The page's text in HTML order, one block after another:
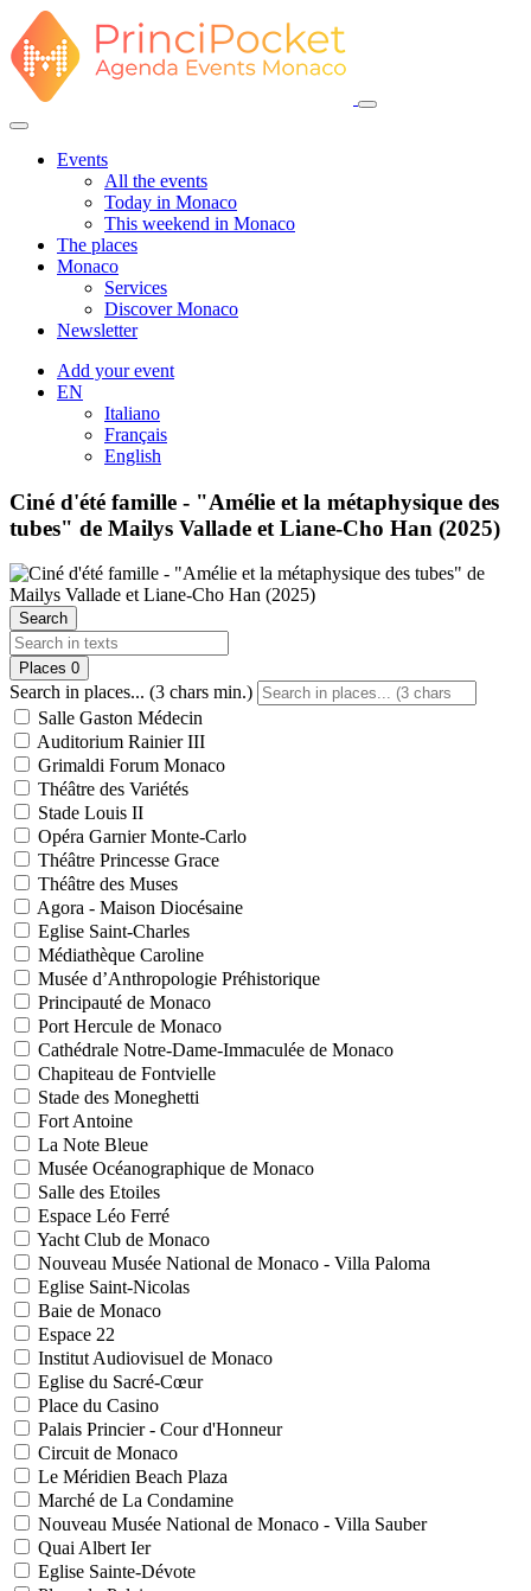
Events
All the events
Today in Monaco
This weekend in Monaco
The places
Monaco
Services
Discover Monaco
Newsletter
Add your event
EN
Italiano
Français
English
Ciné d'été famille - "Amélie et la métaphysique des
tubes" de Mailys Vallade et Liane-Cho Han (2025)
Search
Places 0
Search in places... (3 chars min.)
Salle Gaston Médecin
Auditorium Rainier III
Grimaldi Forum Monaco
Théâtre des Variétés
Stade Louis II
Opéra Garnier Monte-Carlo
Théâtre Princesse Grace
Théâtre des Muses
Agora - Maison Diocésaine
Eglise Saint-Charles
Médiathèque Caroline
Musée d’Anthropologie Préhistorique
Principauté de Monaco
Port Hercule de Monaco
Cathédrale Notre-Dame-Immaculée de Monaco
Chapiteau de Fontvielle
Stade des Moneghetti
Fort Antoine
La Note Bleue
Musée Océanographique de Monaco
Salle des Etoiles
Espace Léo Ferré
Yacht Club de Monaco
Nouveau Musée National de Monaco - Villa Paloma
Eglise Saint-Nicolas
Baie de Monaco
Espace 22
Institut Audiovisuel de Monaco
Eglise du Sacré-Cœur
Place du Casino
Palais Princier - Cour d'Honneur
Circuit de Monaco
Le Méridien Beach Plaza
Marché de La Condamine
Nouveau Musée National de Monaco - Villa Sauber
Quai Albert Ier
Eglise Sainte-Dévote